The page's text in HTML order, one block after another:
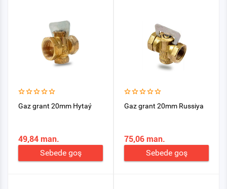
Gaz grant 20mm Hytaý
49,84 man.
Sebede goş
Gaz grant 20mm Russiya
75,06 man.
Sebede goş